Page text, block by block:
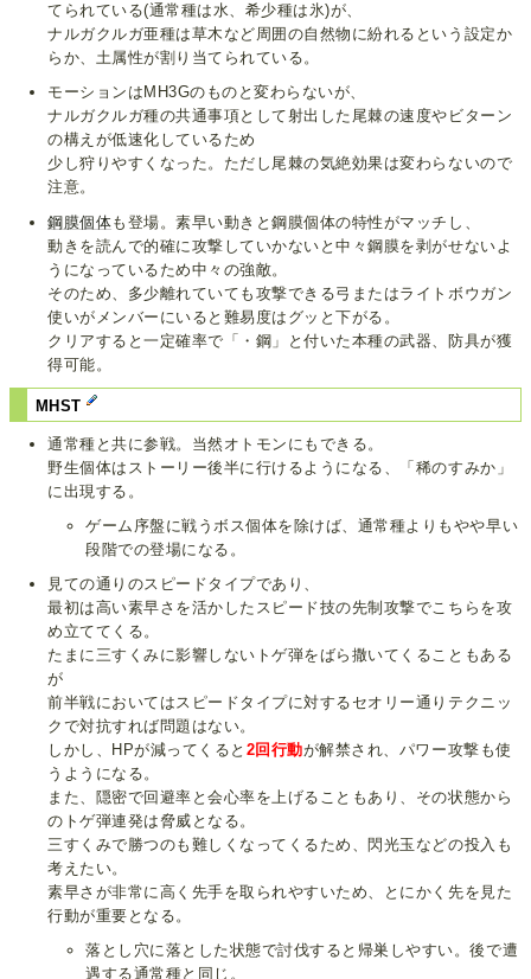
てられている(通常種は水、希少種は氷)が、
ナルガクルガ亜種は草木など周囲の自然物に紛れるという設定か
らか、土属性が割り当てられている。
モーションはMH3Gのものと変わらないが、
ナルガクルガ種の共通事項として射出した尾棘の速度やビターン
の構えが低速化しているため
少し狩りやすくなった。ただし尾棘の気絶効果は変わらないので
注意。
鋼膜個体も登場。素早い動きと鋼膜個体の特性がマッチし、
動きを読んで的確に攻撃していかないと中々鋼膜を剥がせないよ
うになっているため中々の強敵。
そのため、多少離れていても攻撃できる弓またはライトボウガン
使いがメンバーにいると難易度はグッと下がる。
クリアすると一定確率で「・鋼」と付いた本種の武器、防具が獲
得可能。
MHST
通常種と共に参戦。当然オトモンにもできる。
野生個体はストーリー後半に行けるようになる、「稀のすみか」
に出現する。
ゲーム序盤に戦うボス個体を除けば、通常種よりもやや早い
段階での登場になる。
見ての通りのスピードタイプであり、
最初は高い素早さを活かしたスピード技の先制攻撃でこちらを攻
め立ててくる。
たまに三すくみに影響しないトゲ弾をばら撒いてくることもある
が
前半戦においてはスピードタイプに対するセオリー通りテクニッ
クで対抗すれば問題はない。
しかし、HPが減ってくると 2回行動が解禁され、パワー攻撃も使
うようになる。
また、隠密で回避率と会心率を上げることもあり、その状態から
のトゲ弾連発は脅威となる。
三すくみで勝つのも難しくなってくるため、閃光玉などの投入も
考えたい。
素早さが非常に高く先手を取られやすいため、とにかく先を見た
行動が重要となる。
落とし穴に落とした状態で討伐すると帰巣しやすい。後で遭
遇する通常種と同じ。